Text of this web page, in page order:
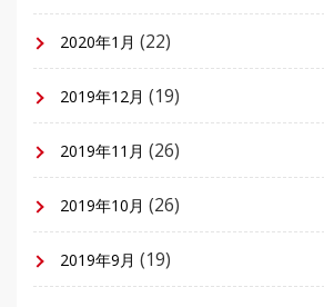
2020年1月 (22)
2019年12月 (19)
2019年11月 (26)
2019年10月 (26)
2019年9月 (19)